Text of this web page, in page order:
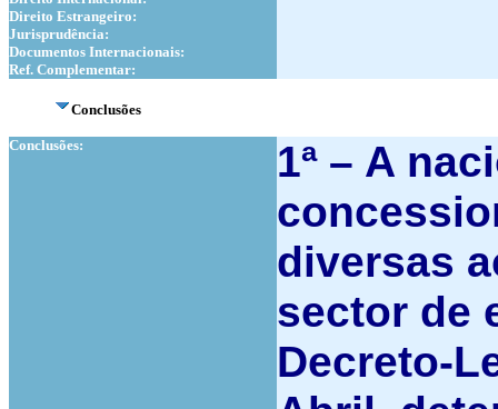
Direito Estrangeiro:
Jurisprudência:
Documentos Internacionais:
Ref. Complementar:
Conclusões
Conclusões: 1ª – A
diversas
sector de
Decreto-